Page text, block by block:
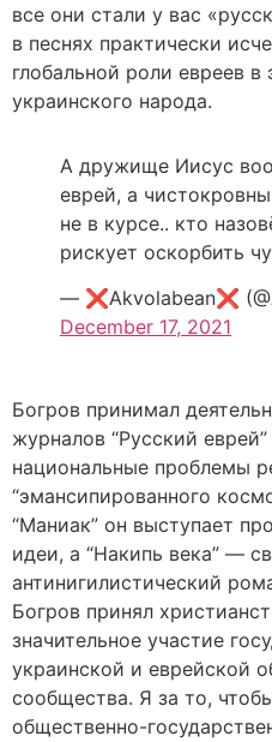
все они стали у вас
в песнях практически
глобальной роли евреев
украинского народа.
А дружище Иисус
еврей, а
не в курсе.. кто
рискует оскорбить
— ❌Akvolabean❌
December 17, 2021
Богров принимал
журналов “Русский
национальные проблемы
“эмансипированного
“Маниак” он выступает
идеи, а “Накипь века” —
антинигилистический
Богров принял
значительное участие
украинской и еврейской
сообщества. Я за то,
общественно-